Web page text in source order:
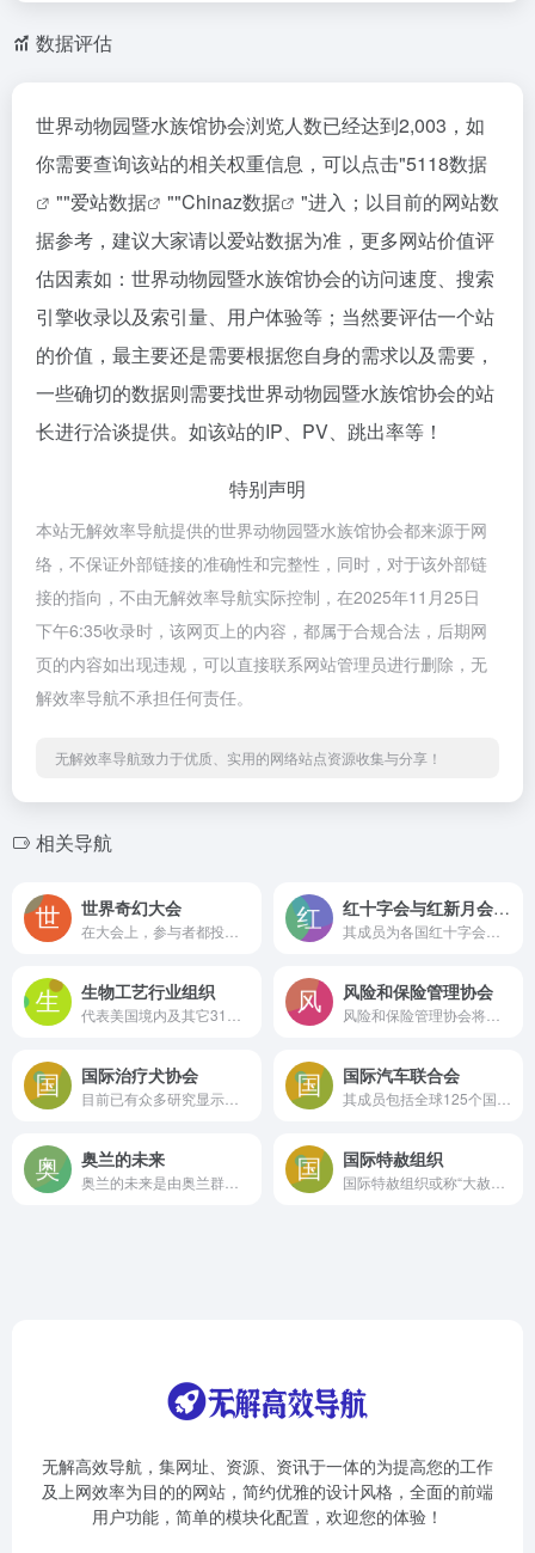
数据评估
世界动物园暨水族馆协会浏览人数已经达到2,003，如
你需要查询该站的相关权重信息，可以点击"5118数据
""爱站数据 ""Chinaz数据
"进入；以目前的网站数
据参考，建议大家请以爱站数据为准，更多网站价值评
估因素如：世界动物园暨水族馆协会的访问速度、搜索
引擎收录以及索引量、用户体验等；当然要评估一个站
的价值，最主要还是需要根据您自身的需求以及需要，
一些确切的数据则需要找世界动物园暨水族馆协会的站
长进行洽谈提供。如该站的IP、PV、跳出率等！
特别声明
本站无解效率导航提供的世界动物园暨水族馆协会都来源于网
络，不保证外部链接的准确性和完整性，同时，对于该外部链
接的指向，不由无解效率导航实际控制，在2025年11月25日
下午6:35收录时，该网页上的内容，都属于合规合法，后期网
页的内容如出现违规，可以直接联系网站管理员进行删除，无
解效率导航不承担任何责任。
无解效率导航致力于优质、实用的网络站点资源收集与分享！
相关导航
世界奇幻大会 红十字会与红新月会国际联合会
生物工艺行业组织 风险和保险管理协会
国际治疗犬协会 国际汽车联合会
奥兰的未来 国际特赦组织
无解高效导航，集网址、资源、资讯于一体的为提高您的工作
及上网效率为目的的网站，简约优雅的设计风格，全面的前端
用户功能，简单的模块化配置，欢迎您的体验！